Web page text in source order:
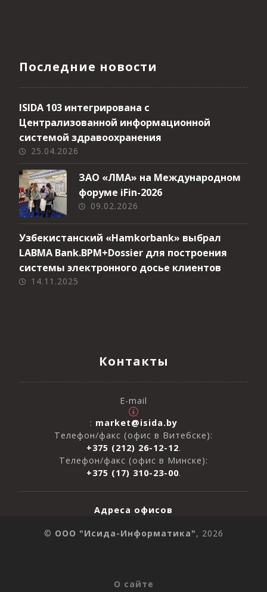
Последние новости
ISIDA 103 интегрирована с
Централизованной информационной
системой здравоохранения
25.04.2026
ЗАО «ЛМА» на Международном
форуме iFin-2026
09.02.2026
Узбекистанский «Hamkorbank» выбрал
LABMA Bank.BPM+Dossier для построения
системы электронного досье клиентов
14.11.2025
Контакты
E-mail
: market@isida.by
Телефон/факс (офис в Витебске):
+375 (212) 26-12-12.
Телефон/факс (офис в Минске):
+375 (17) 310-23-00.
Адреса офисов
© ООО "Исида-Информатика", 2026
О сайте